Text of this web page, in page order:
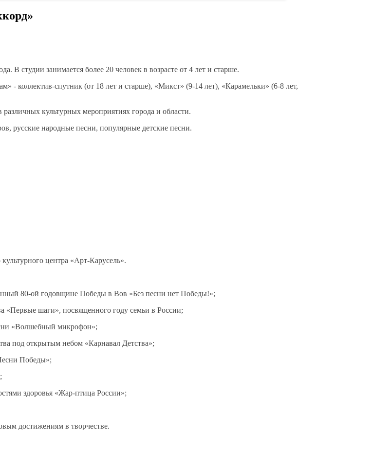
В студии занимается более 20 человек в возрасте от 4 лет и старше.
- коллектив-спутник (от 18 лет и старше), «Микст» (9-14 лет), «Карамельки» (6-8 лет,
культурных мероприятиях города и области.
русские народные песни, популярные детские песни.
центра «Арт-Карусель».
80-ой годовщине Победы в Вов «Без песни нет Победы!»;
«Первые шаги», посвященного году семьи в России;
«Волшебный микрофон»;
под открытым небом «Карнавал Детства»;
Победы»;
здоровья «Жар-птица России»;
достижениям в творчестве.